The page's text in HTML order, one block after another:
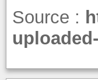
Source :